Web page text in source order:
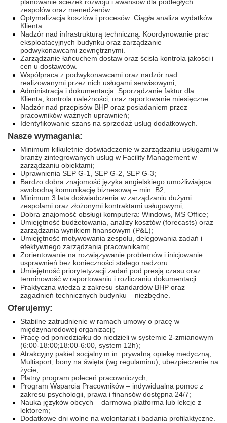
zespołów oraz menedżerów.
Optymalizacja kosztów i procesów: Ciągła analiza wydatków
Klienta.
Nadzór nad infrastrukturą techniczną: Koordynowanie prac
eksploatacyjnych budynku oraz zarządzanie
podwykonawcami zewnętrznymi.
Zarządzanie łańcuchem dostaw oraz ścisła kontrola jakości i
cen u dostawców.
Współpraca z podwykonawcami oraz nadzór nad
realizowanymi przez nich usługami serwisowymi;
Administracja i dokumentacja: Sporządzanie faktur dla
Klienta, kontrola należności, oraz raportowanie miesięczne.
Nadzór nad przepisów BHP oraz posiadaniem przez
pracowników ważnych uprawnień;
Identyfikowanie szans na sprzedaż usług dodatkowych.
Nasze wymagania:
Minimum kilkuletnie doświadczenie w zarządzaniu usługami w
branży zintegrowanych usług w Facility Management w
zarządzaniu obiektami;
Uprawnienia SEP G-1, SEP G-2, SEP G-3;
Bardzo dobra znajomość języka angielskiego umożliwiająca
swobodną komunikację biznesową – min. B2;
Minimum 3 lata doświadczenia w zarządzaniu dużymi
zespołami oraz złożonymi kontraktami usługowymi;
Dobra znajomość obsługi komputera: Windows, MS Office;
Umiejętność budżetowania, analizy kosztów (forecasts) oraz
zarządzania wynikiem finansowym (P&L);
Umiejętność motywowania zespołu, delegowania zadań i
efektywnego zarządzania pracownikami;
Zorientowanie na rozwiązywanie problemów i inicjowanie
usprawnień bez konieczności stałego nadzoru.
Umiejętność priorytetyzacji zadań pod presją czasu oraz
terminowość w raportowaniu i rozliczaniu dokumentacji.
Praktyczna wiedza z zakresu standardów BHP oraz
zagadnień technicznych budynku – niezbędne.
Oferujemy:
Stabilne zatrudnienie w ramach umowy o pracę w
międzynarodowej organizacji;
Pracę od poniedziałku do niedzieli w systemie 2-zmianowym
(6:00-18:00;18:00-6:00, system 12h)​;
Atrakcyjny pakiet socjalny m.in. prywatną opiekę medyczną,
Multisport, bony na święta (wg regulaminu), ubezpieczenie na
życie;
Płatny program poleceń pracowniczych;
Program Wsparcia Pracowników – indywidualna pomoc z
zakresu psychologii, prawa i finansów dostępna 24/7;
Nauka języków obcych – darmowa platforma lub lekcje z
lektorem;
Dodatkowe dni wolne na wolontariat i badania profilaktyczne.